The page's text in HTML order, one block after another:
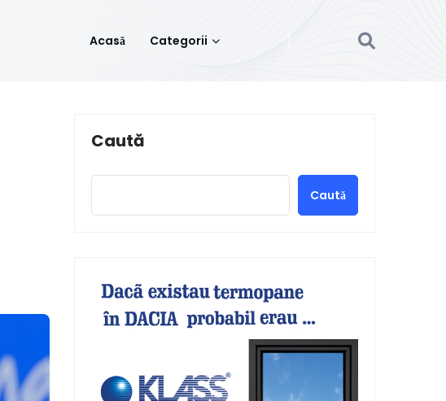
Acasă Categorii
Caută
Caută